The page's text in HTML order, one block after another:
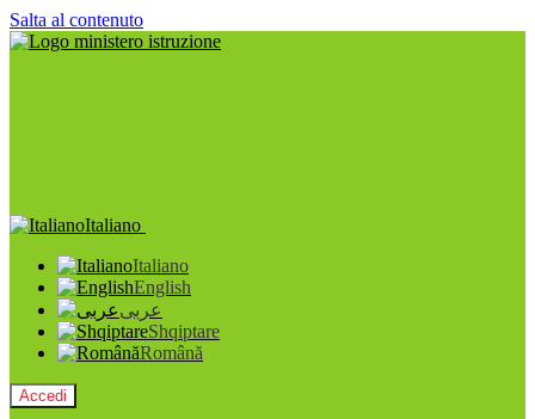
Salta al contenuto
Italiano
Italiano
English
عربى
Shqiptare
Română
Accedi